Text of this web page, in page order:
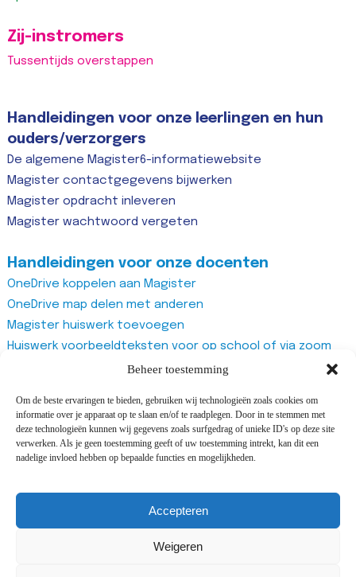
Beheer toestemming
Om de beste ervaringen te bieden, gebruiken wij technologieën zoals cookies om
informatie over je apparaat op te slaan en/of te raadplegen. Door in te stemmen met
deze technologieën kunnen wij gegevens zoals surfgedrag of unieke ID's op deze site
verwerken. Als je geen toestemming geeft of uw toestemming intrekt, kan dit een
nadelige invloed hebben op bepaalde functies en mogelijkheden.
Accepteren
Weigeren
Zij-instromers
Tussentijds overstappen
Handleidingen voor onze leerlingen en hun
ouders/verzorgers
De algemene Magister6-informatiewebsite
Magister contactgegevens bijwerken
Magister opdracht inleveren
Magister wachtwoord vergeten
Handleidingen voor onze docenten
OneDrive koppelen aan Magister
OneDrive map delen met anderen
Magister huiswerk toevoegen
Huiswerk voorbeeldteksten voor op school of via zoom
Magister studiewijzers
Magister docentenhandleiding algemeen
Zoom account aanmaken
Zoom recurring meeting aanmaken
Vragenlijst van Office365 Forms gebruiken
©2025 All rights reserved Adriaan Roland Holstschool |